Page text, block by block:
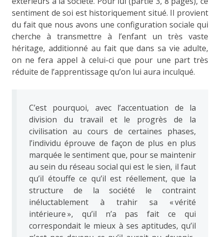
sentiment de soi est historiquement situé. Il provient
du fait que nous avons une configuration sociale qui
cherche à transmettre à l’enfant un très vaste
héritage, additionné au fait que dans sa vie adulte,
on ne fera appel à celui-ci que pour une part très
réduite de l’apprentissage qu’on lui aura inculqué.
C’est pourquoi, avec l’accentuation de la
division du travail et le progrès de la
civilisation au cours de certaines phases,
l’individu éprouve de façon de plus en plus
marquée le sentiment que, pour se maintenir
au sein du réseau social qui est le sien, il faut
qu’il étouffe ce qu’il est réellement, que la
structure de la société le contraint
inéluctablement à trahir sa « vérité
intérieure », qu’il n’a pas fait ce qui
correspondait le mieux à ses aptitudes, qu’il